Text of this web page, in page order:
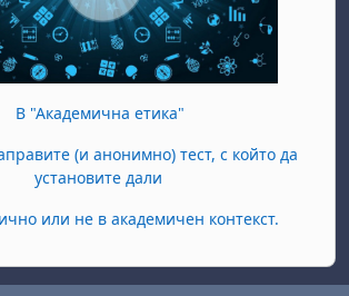
В "Академична етика"
(и анонимно) тест, с който да
установите дали
или не в академичен контекст.